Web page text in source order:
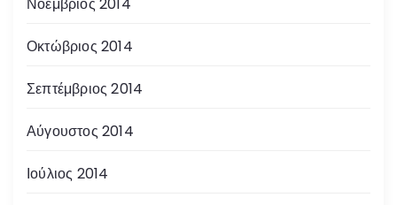
Νοέμβριος 2014
Οκτώβριος 2014
Σεπτέμβριος 2014
Αύγουστος 2014
Ιούλιος 2014